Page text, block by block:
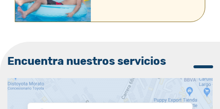
Encuentra nuestros servicios